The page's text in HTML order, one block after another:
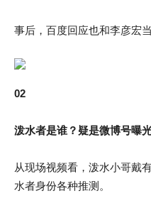
事后，百度回应也和李彦宏
02
泼水者是谁？疑是微博号曝
从现场视频看，泼水小哥戴
水者身份各种推测。